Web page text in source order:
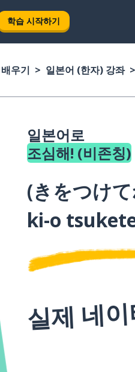
학습 시작하기
우기 일본어 (한자) 강좌
일본어로
조심해! (비존칭)
(きをつけ
ki-o
실제 네